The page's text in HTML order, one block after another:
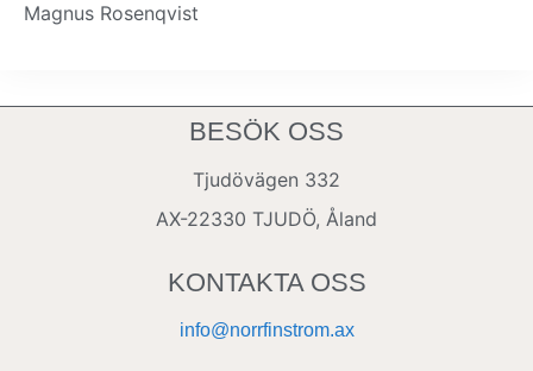
Magnus Rosenqvist
BESÖK OSS
Tjudövägen 332
AX-22330 TJUDÖ, Åland
KONTAKTA OSS
info@norrfinstrom.ax